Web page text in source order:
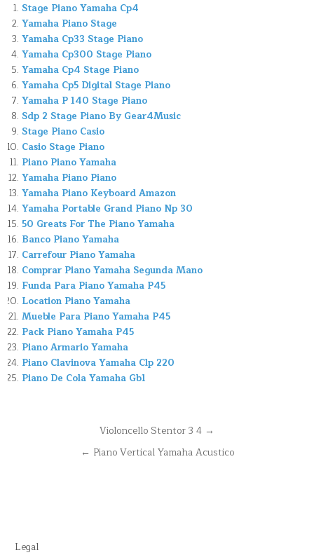
Stage Piano Yamaha Cp4
Yamaha Piano Stage
Yamaha Cp33 Stage Piano
Yamaha Cp300 Stage Piano
Yamaha Cp4 Stage Piano
Yamaha Cp5 Digital Stage Piano
Yamaha P 140 Stage Piano
Sdp 2 Stage Piano By Gear4Music
Stage Piano Casio
Casio Stage Piano
Piano Piano Yamaha
Yamaha Piano Piano
Yamaha Piano Keyboard Amazon
Yamaha Portable Grand Piano Np 30
50 Greats For The Piano Yamaha
Banco Piano Yamaha
Carrefour Piano Yamaha
Comprar Piano Yamaha Segunda Mano
Funda Para Piano Yamaha P45
Location Piano Yamaha
Mueble Para Piano Yamaha P45
Pack Piano Yamaha P45
Piano Armario Yamaha
Piano Clavinova Yamaha Clp 220
Piano De Cola Yamaha Gb1
NavegaciónVioloncello Stentor 3 4 →
← Piano Vertical Yamaha Acustico
Legal